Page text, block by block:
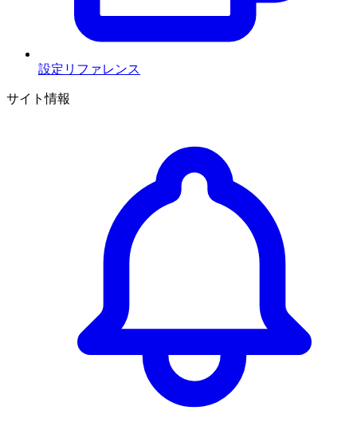
設定リファレンス
サイト情報